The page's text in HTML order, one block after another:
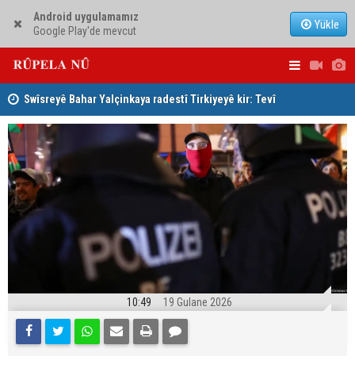
Android uygulamamız
Google Play'de mevcut
Yükle
Swîsreyê Bahar Yalçinkaya radestî Tirkiyeyê kir: Tevî
pitika xwe hat girtin ya nav
10:49 19 Gulane 2026